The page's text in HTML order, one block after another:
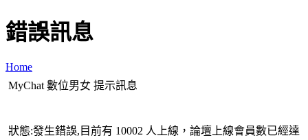
錯誤訊息
Home
MyChat 數位男女 提示訊息
狀態:發生錯誤,目前有 10002 人上線，論壇上線會員數已經達